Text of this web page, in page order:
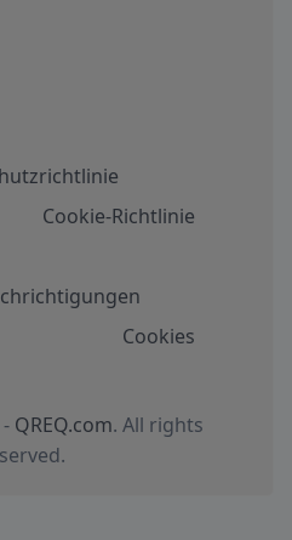
Cookie-Richtlinie
Cookies
QREQ.com. All rights